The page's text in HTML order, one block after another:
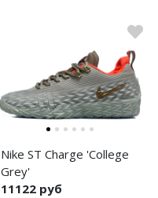
Nike ST Charge 'College
Grey'
11122 руб